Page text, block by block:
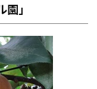
」